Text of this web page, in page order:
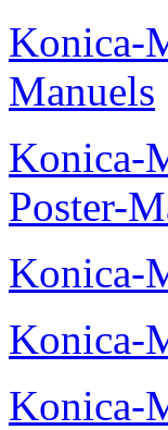
Konica-
Manuels
Konica-
Poster-
Konica-
Konica-
Konica-